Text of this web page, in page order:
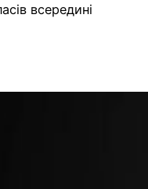
всередині